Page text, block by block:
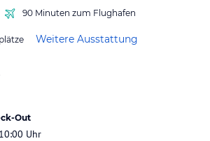
90 Minuten zum Flughafen
Weitere Ausstattung
Out
Uhr